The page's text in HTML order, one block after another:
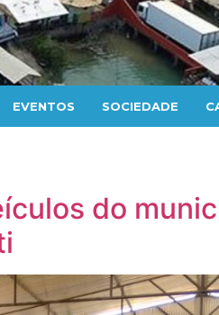
EVENTOS SOCIEDADE
do